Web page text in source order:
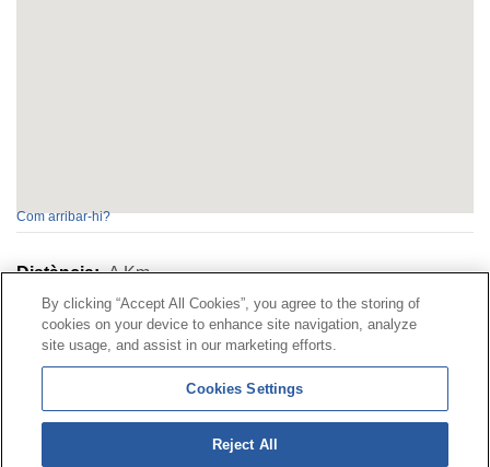
Com arribar-hi?
Distància:AKm
Contacte |Perfil del contractant|Reclamacions
Línia Universal 900 203 203|Zona Privada Comissió de
Prestacions Especials|Zona Privada Proveïdor Sanitari
© Mutua Universal 2026| Mapa del web
By clicking “Accept All Cookies”, you agree to the storing of
cookies on your device to enhance site navigation, analyze
site usage, and assist in our marketing efforts.
Cookies Settings
Reject All